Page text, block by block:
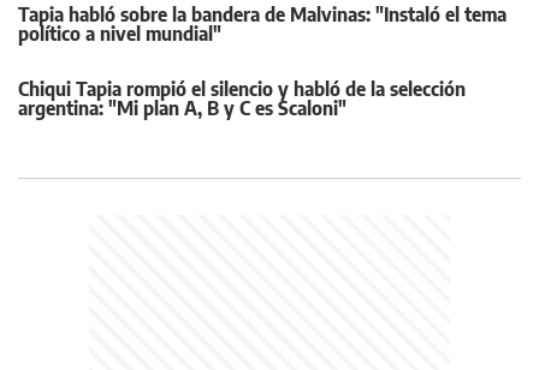
Tapia habló sobre la bandera de Malvinas: "Instaló el tema
político a nivel mundial"
Chiqui Tapia rompió el silencio y habló de la selección
argentina: "Mi plan A, B y C es Scaloni"